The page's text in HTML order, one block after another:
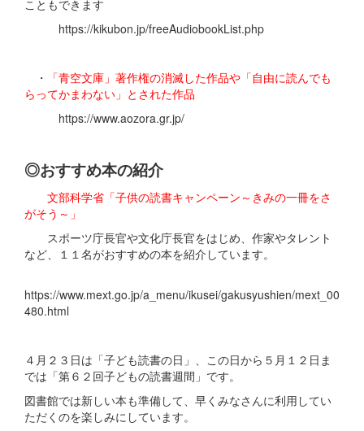
こともできます
https://kikubon.jp/freeAudiobookList.php
・
「青空文庫」著作権の消滅した作品や「自由に読んでも
らってかまわない」とされた作品
https://www.aozora.gr.jp/
◎おすすめ本の紹介
文部科学省「子供の読書キャンペーン～きみの一冊をさ
がそう～」
スポーツ庁長官や文化庁長官をはじめ、作家やタレント
など、１１名がおすすめの本を紹介しています。
https://www.mext.go.jp/a_menu/ikusei/gakusyushien/mext_00
480.html
４月２３日は「子ども読書の日」、この日から５月１２日ま
では「第６２回子どもの読書週間」です。
図書館では新しい本も準備して、早くみなさんに利用してい
ただくのを楽しみにしています。